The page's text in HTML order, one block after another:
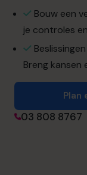
Bouw een
je controles
Breng kansen
Plan
03 808 8767